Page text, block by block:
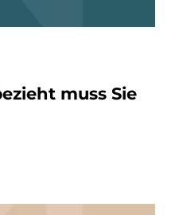
muss Sie